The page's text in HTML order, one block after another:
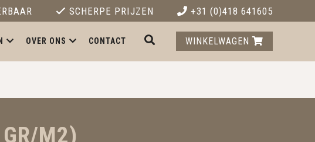
SCHERPE PRIJZEN +31 (0)418 641605
WINKELWAGEN
OVER ONS CONTACT
M2)